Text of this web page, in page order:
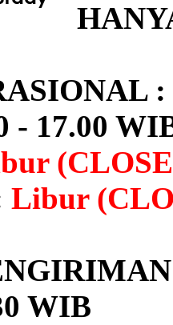
:
- 17.00
Libur
WIB